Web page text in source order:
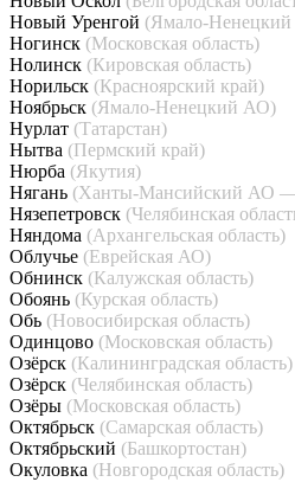
Новый Уренгой (Ямало-
Ногинск (Московская область)
Нолинск (Кировская область)
Норильск (Красноярский край)
Ноябрьск (Ямало-Ненецкий АО)
Нурлат (Татарстан)
Нытва (Пермский край)
Нюрба (Якутия)
Нягань (Ханты-Мансийский АО
Нязепетровск (Челябинская
Няндома (Архангельская область)
Облучье (Еврейская АО)
Обнинск (Калужская область)
Обоянь (Курская область)
Обь (Новосибирская область)
Одинцово (Московская область)
Озёрск (Калининградская область)
Озёрск (Челябинская область)
Озёры (Московская область)
Октябрьск (Самарская область)
Октябрьский (Башкортостан)
Окуловка (Новгородская область)